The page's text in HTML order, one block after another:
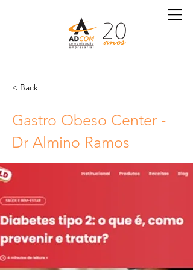
< Back
Gastro Obeso Center -
Dr Almino Ramos